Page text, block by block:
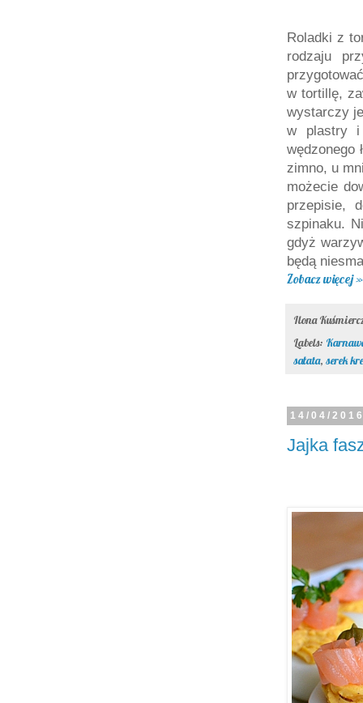
Roladki z
rodzaju
w tortillę,
wystarczy
w plastry i
wędzonego
zimno, u
możecie
przepisie,
szpinaku.
gdyż
będą
Zobacz więcej »
Ilona
Labels:
sałata, serek
14/04/
Jajka